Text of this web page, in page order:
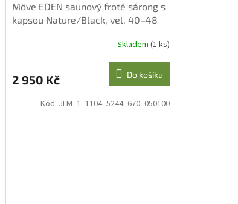
Möve EDEN saunový froté sárong s
kapsou Nature/Black, vel. 40–48
Skladem (1 ks)
2 950 Kč Do košíku
Kód: JLM_1_1104_5244_670_050100